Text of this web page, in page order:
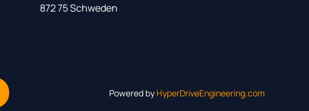
872 75 Schweden
Powered by HyperDriveEngineering.com